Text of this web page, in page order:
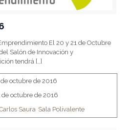
El 20 y 21 de Octubre
Salón de Innovación y
tendrá […]
octubre de 2016
de octubre de 2016
Saura Sala Polivalente